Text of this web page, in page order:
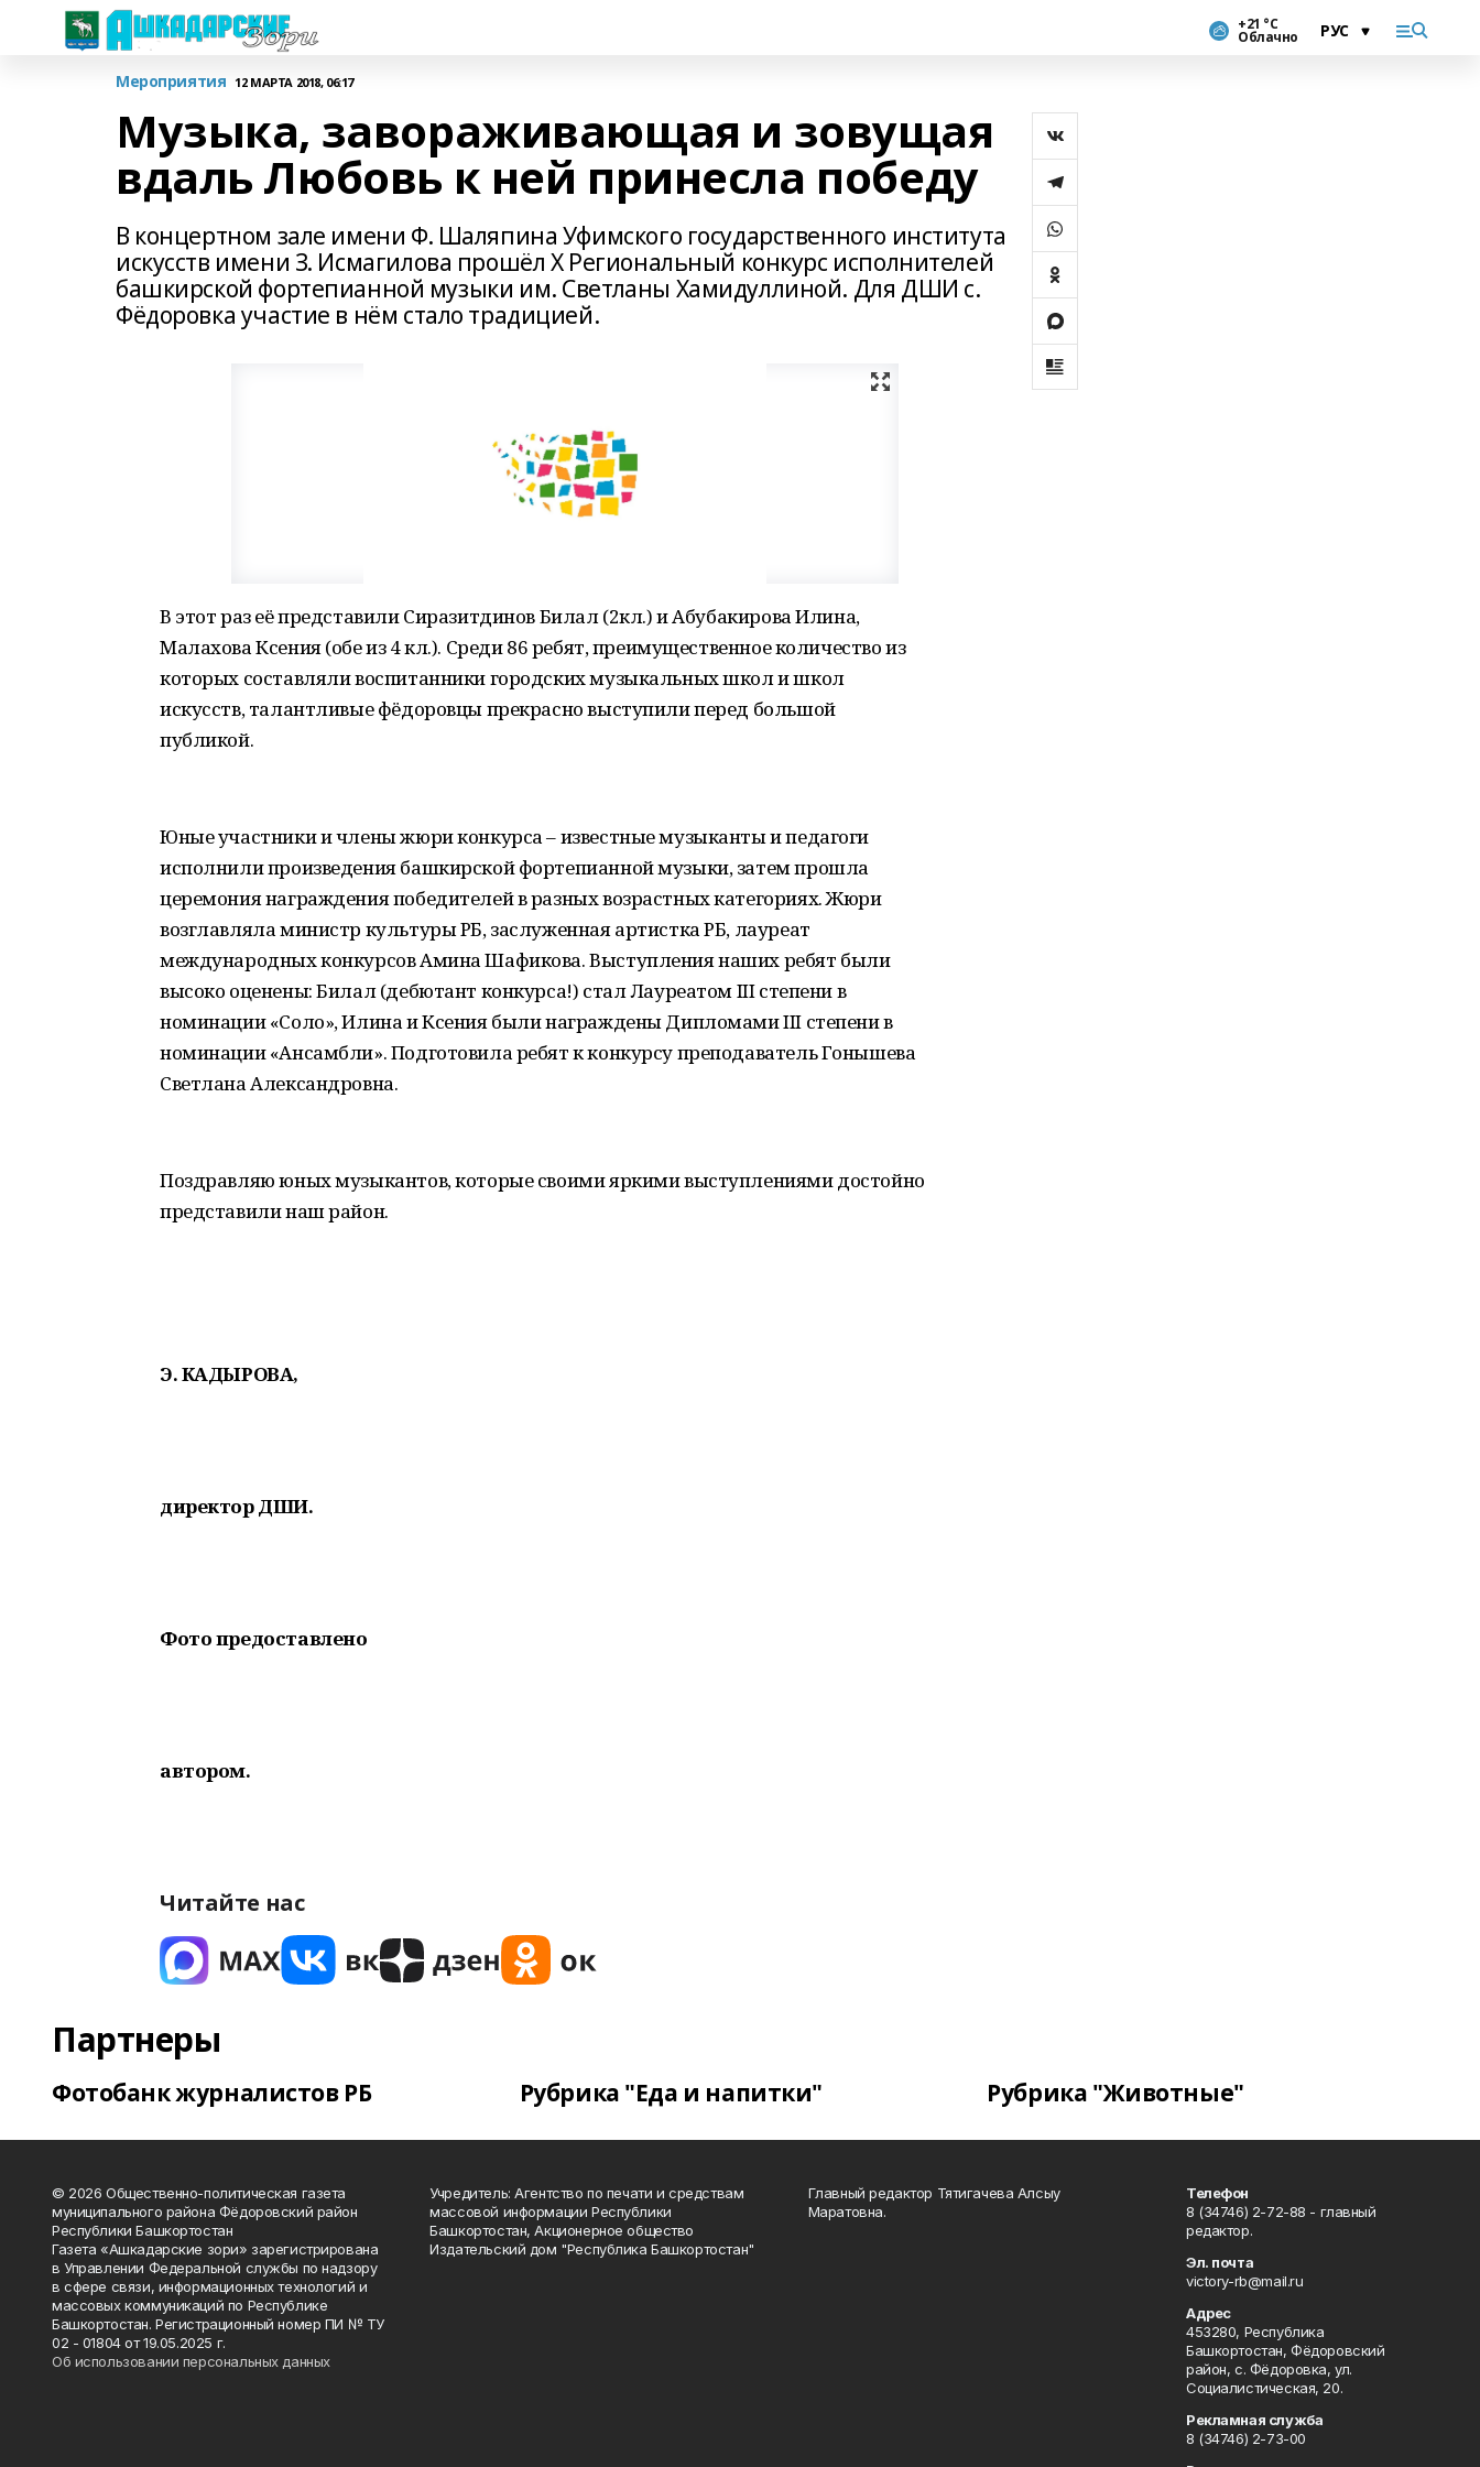
+21 °С
Облачно
Мероприятия 12 МАРТА 2018, 06:17
Музыка, завораживающая и зовущая
вдаль Любовь к ней принесла победу
В концертном зале имени Ф. Шаляпина Уфимского государственного института
искусств имени З. Исмагилова прошёл X Региональный конкурс исполнителей
башкирской фортепианной музыки им. Светланы Хамидуллиной. Для ДШИ с.
Фёдоровка участие в нём стало традицией.
В этот раз её представили Сиразитдинов Билал (2кл.) и Абубакирова Илина,
Малахова Ксения (обе из 4 кл.). Среди 86 ребят, преимущественное количество из
которых составляли воспитанники городских музыкальных школ и школ
искусств, талантливые фёдоровцы прекрасно выступили перед большой
публикой.
Юные участники и члены жюри конкурса – известные музыканты и педагоги
исполнили произведения башкирской фортепианной музыки, затем прошла
церемония награждения победителей в разных возрастных категориях. Жюри
возглавляла министр культуры РБ, заслуженная артистка РБ, лауреат
международных конкурсов Амина Шафикова. Выступления наших ребят были
высоко оценены: Билал (дебютант конкурса!) стал Лауреатом III степени в
номинации «Соло», Илина и Ксения были награждены Дипломами III степени в
номинации «Ансамбли». Подготовила ребят к конкурсу преподаватель Гонышева
Светлана Александровна.
Поздравляю юных музыкантов, которые своими яркими выступлениями достойно
представили наш район.
Э. КАДЫРОВА,
директор ДШИ.
Фото предоставлено
автором.
Читайте нас
Партнеры
Фотобанк журналистов РБ Рубрика "Еда и напитки" Рубрика "Животные"
© 2026 Общественно-политическая газета
муниципального района Фёдоровский район
Республики Башкортостан
Газета «Ашкадарские зори» зарегистрирована
в Управлении Федеральной службы по надзору
в сфере связи, информационных технологий и
массовых коммуникаций по Республике
Башкортостан. Регистрационный номер ПИ № ТУ
02 - 01804 от 19.05.2025 г.
Об использовании персональных данных
Учредитель: Агентство по печати и средствам
массовой информации Республики
Башкортостан, Акционерное общество
Издательский дом "Республика Башкортостан"
Главный редактор Тятигачева Алсыу
Маратовна.
Телефон
8 (34746) 2-72-88 - главный
редактор.
Эл. почта
victory-rb@mail.ru
Адрес
453280, Республика
Башкортостан, Фёдоровский
район, с. Фёдоровка, ул.
Социалистическая, 20.
Рекламная служба
8 (34746) 2-73-00